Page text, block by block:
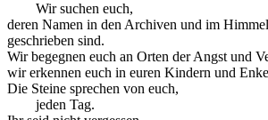
Wir suchen euch,
deren Namen in den Archiven und im Himmel
geschrieben sind.
Wir begegnen euch an Orten der Angst und
wir erkennen euch in euren Kindern und
Die Steine sprechen von euch,
jeden Tag.